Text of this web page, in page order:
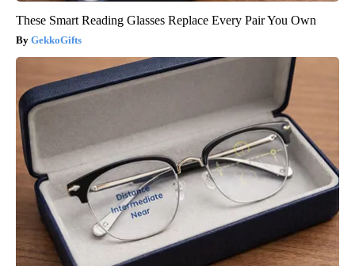
These Smart Reading Glasses Replace Every Pair You Own
GekkoGifts